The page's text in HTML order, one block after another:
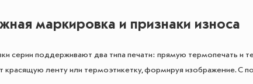
маркировка и признаки износа
серии поддерживают два типа печати: прямую термопечать
красящую ленту или термоэтикетку, формируя изображение.